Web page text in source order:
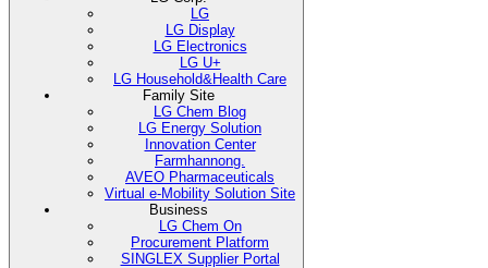
LG
LG Display
LG Electronics
LG U+
LG Household&Health Care
Family Site
LG Chem Blog
LG Energy Solution
Innovation Center
Farmhannong.
AVEO Pharmaceuticals
Virtual e-Mobility Solution Site
Business
LG Chem On
Procurement Platform
SINGLEX Supplier Portal